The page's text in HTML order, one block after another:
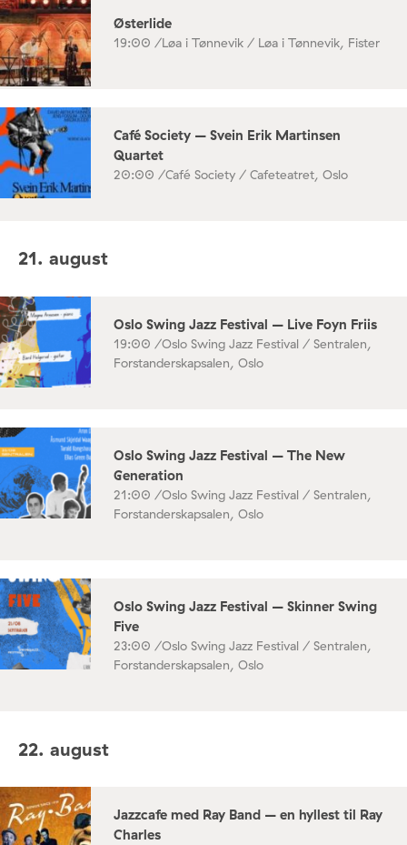
Østerlide
19:00 /Løa i Tønnevik / Løa i Tønnevik, Fister
Café Society – Svein Erik Martinsen
Quartet
20:00 /Café Society / Cafeteatret, Oslo
21. august
Oslo Swing Jazz Festival – Live Foyn Friis
19:00 /Oslo Swing Jazz Festival / Sentralen,
Forstanderskapsalen, Oslo
Oslo Swing Jazz Festival – The New
Generation
21:00 /Oslo Swing Jazz Festival / Sentralen,
Forstanderskapsalen, Oslo
Oslo Swing Jazz Festival – Skinner Swing
Five
23:00 /Oslo Swing Jazz Festival / Sentralen,
Forstanderskapsalen, Oslo
22. august
Jazzcafe med Ray Band – en hyllest til Ray
Charles